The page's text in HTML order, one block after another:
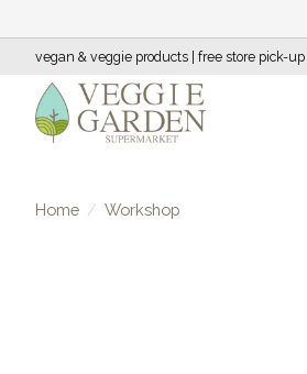
vegan & veggie products | free store pick-up
Home / Workshop